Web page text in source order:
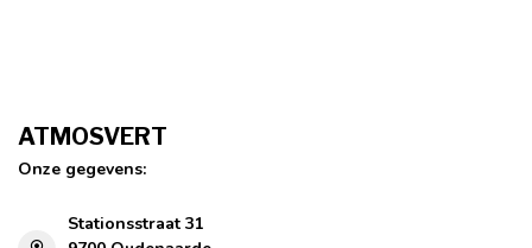
ATMOSVERT
Onze gegevens:
Stationsstraat 31